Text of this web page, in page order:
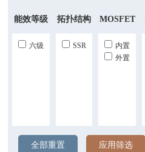
能效等级 拓扑结构 MOSFET
六级 SSR
内置
外置
全部重置 应用筛选